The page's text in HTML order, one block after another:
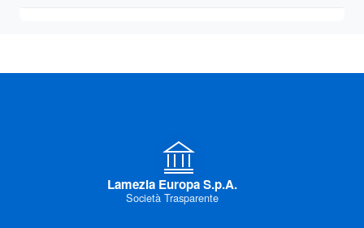
Lamezia Europa S.p.A.
Società Trasparente